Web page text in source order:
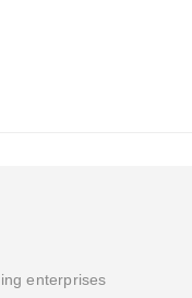
enterprises